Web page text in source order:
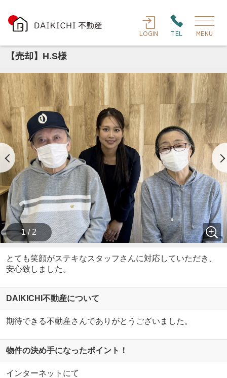
LOGIN TEL MENU
【売却】H.S様
1 / 2
とても笑顔がステキなスタッフさんに対応していただき、
安心致しました。
DAIKICHI不動産について
期待できる不動産さんでありがとうございました。
物件の決め手になったポイント！
インターネットにて